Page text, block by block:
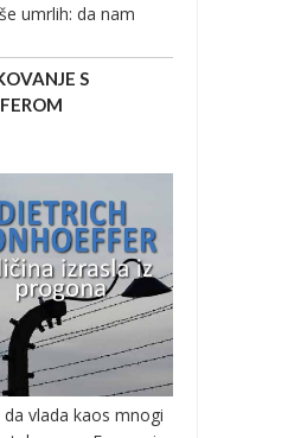
umrlih: da nam
S
vlada kaos mnogi